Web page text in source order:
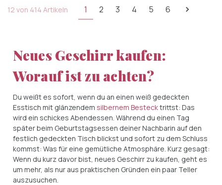
12 von 414 Artikeln 1 2 3 4 5 6
Neues Geschirr kaufen:
Worauf ist zu achten?
Du weißt es sofort, wenn du an einen weiß gedeckten
Esstisch mit glänzendem silbernem Bestecktrittst: Das
wird ein schickes Abendessen. Während du einen Tag
später beim Geburtstagsessen deiner Nachbarin auf den
festlich gedeckten Tisch blickst und sofort zu dem Schluss
kommst: Was für eine gemütliche Atmosphäre. Kurz gesagt:
Wenn du kurz davor bist, neues Geschirr zu kaufen, geht es
um mehr, als nur aus praktischen Gründen ein paar Teller
auszusuchen.